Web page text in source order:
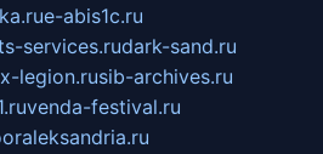
e-abis1c.ru
services.rudark-sand.ru
x-legion.rusib-archives.ru
venda-festival.ru